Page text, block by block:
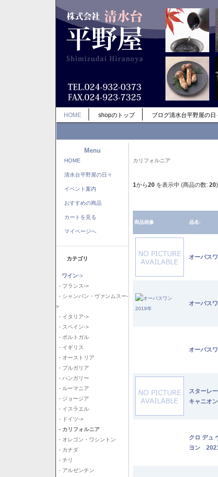
HOME shopのトップ ブログ清水台平野屋の日
Menu
HOME
清水台平野屋の日々
イベント案内
おすすめの商品
カートを見る
マイページへ
カテゴリ
ワイン->
- フランス->
- シャンパン・ヴァンムスー-
>
- イタリア->
- スペイン->
- ポルトガル
- イギリス
- オーストリア
- ブルガリア
- ハンガリー
- ルーマニア
- ジョージア
- イスラエル
- ドイツ->
- カリフォルニア
- オレゴン・ワシントン
- カナダ
- チリ
- アルゼンチン
カリフォルニア
1から20 を表示中 (商品の数: 20)
商品画像 品名-
オーパス
オーパス
オーパス
スターレ
キャニオ
クロ デュ
ヨン